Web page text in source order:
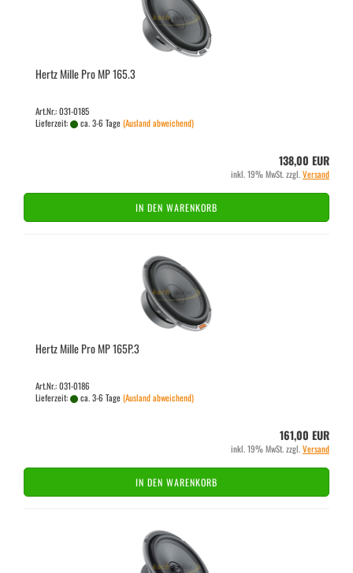
Hertz Mille Pro MP 165.3
Art.Nr.: 031-0185
Lieferzeit:
ca. 3-6 Tage(Ausland abweichend)
138,00 EUR
inkl. 19% MwSt. zzgl.Versand
IN DEN WARENKORB
Hertz Mille Pro MP 165P.3
Art.Nr.: 031-0186
Lieferzeit:
ca. 3-6 Tage(Ausland abweichend)
161,00 EUR
inkl. 19% MwSt. zzgl.Versand
IN DEN WARENKORB